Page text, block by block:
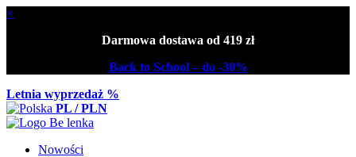
×
Darmowa dostawa od 419 zł
Back to School – do -30%
Letnia wyprzedaż %
PL / PLN
Nowości